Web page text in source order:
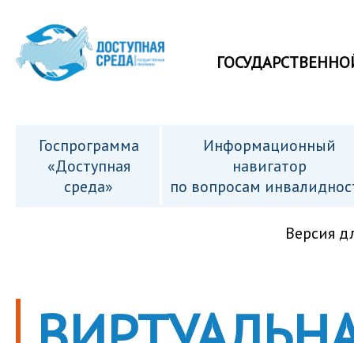
Госпрограмма
«Доступная
среда»
Информационный
навигатор
по вопросам
Версия